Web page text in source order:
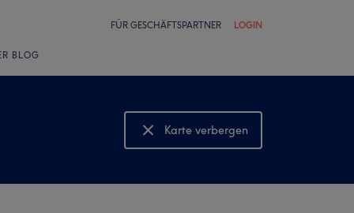
FÜR GESCHÄFTSPARTNER LOGIN
BLOG
Karte verbergen
Karte anzeigen